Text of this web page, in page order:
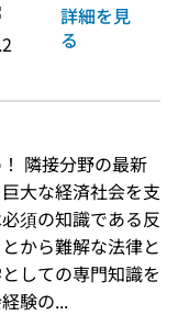
詳細を見
る
隣接分野の最新
大な経済社会を支
須の知識である反
から難解な法律と
しての専門知識を
験の...